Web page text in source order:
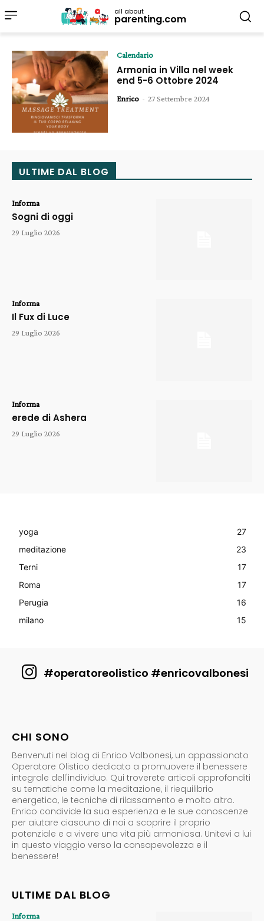
all about
parenting.com
Calendario
Armonia in Villa nel week
end 5-6 Ottobre 2024
Enrico - 27 Settembre 2024
ULTIME DAL BLOG
Informa
Sogni di oggi
29 Luglio 2026
Informa
Il Fux di Luce
29 Luglio 2026
Informa
erede di Ashera
29 Luglio 2026
yoga
27
meditazione
23
Terni
17
Roma
17
Perugia
16
milano
15
#operatoreolistico #enricovalbonesi
CHI SONO
Benvenuti nel blog di Enrico Valbonesi, un appassionato
Operatore Olistico dedicato a promuovere il benessere
integrale dell'individuo. Qui troverete articoli approfonditi
su tematiche come la meditazione, il riequilibrio
energetico, le tecniche di rilassamento e molto altro.
Enrico condivide la sua esperienza e le sue conoscenze
per aiutare ciascuno di noi a scoprire il proprio
potenziale e a vivere una vita più armoniosa. Unitevi a lui
in questo viaggio verso la consapevolezza e il
benessere!
ULTIME DAL BLOG
Informa